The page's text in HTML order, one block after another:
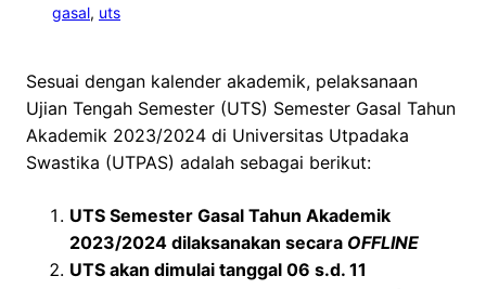
gasal, uts
Sesuai dengan kalender akademik, pelaksanaan
Ujian Tengah Semester (UTS) Semester Gasal Tahun
Akademik 2023/2024 di Universitas Utpadaka
Swastika (UTPAS) adalah sebagai berikut:
UTS Semester Gasal Tahun Akademik
2023/2024 dilaksanakan secara OFFLINE
UTS akan dimulai tanggal 06 s.d. 11